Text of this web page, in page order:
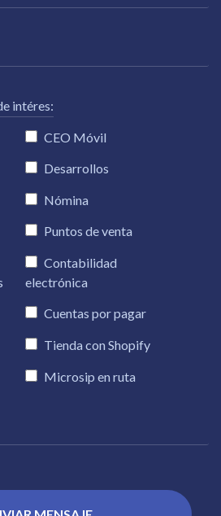
intéres:
CEO Móvil
Desarrollos
Nómina
Puntos de venta
Contabilidad
electrónica
Cuentas por pagar
Tienda con Shopify
Microsip en ruta